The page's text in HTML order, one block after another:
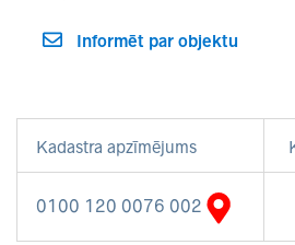
Informēt par objektu
Kadastra apzīmējums
0100 120 0076 002